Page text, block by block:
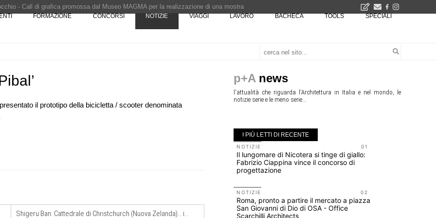
FORMAZIONE CONCORSI NOTIZIE VIAGGI LAVORO BACHECA TOOLS SPECIALI
il prototipo della bicicletta / scooter denominata
Shigeru Ban: Cattedrale di Christchurch (Nuova Zelanda)… immagini dei lavori
p+A news
l'attualità che riguarda l'Architettura in Italia e nel mondo, le
notizie serie e le meno serie...
I PIÙ LETTI DI RECENTE
01
NOTIZIE
Il lungomare di Nicotera si tinge di giallo:
Fabrizio Ciappina vince il concorso di
progettazione
02
NOTIZIE
Roma, pronto a partire il mercato a piazza
San Giovanni di Dio di OSA - Office
Scarchilli Architects
- Call di grafica promossa dal Museo MAGMA per la realizzazione di una mostra
- Concorso di product design by Desall · Al vincitore un premio di 5.000 euro